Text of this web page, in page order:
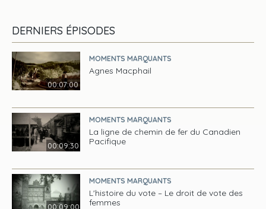
DERNIERS ÉPISODES
00:07:00
MOMENTS MARQUANTS
Agnes Macphail
00:09:30
MOMENTS MARQUANTS
La ligne de chemin de fer du Canadien
Pacifique
00:09:00
MOMENTS MARQUANTS
L'histoire du vote – Le droit de vote des
femmes